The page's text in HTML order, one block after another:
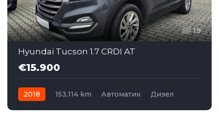
19
Hyundai Tucson 1.7 CRDI AT
€15.900
2018 153,114 km Автоматик Дизел